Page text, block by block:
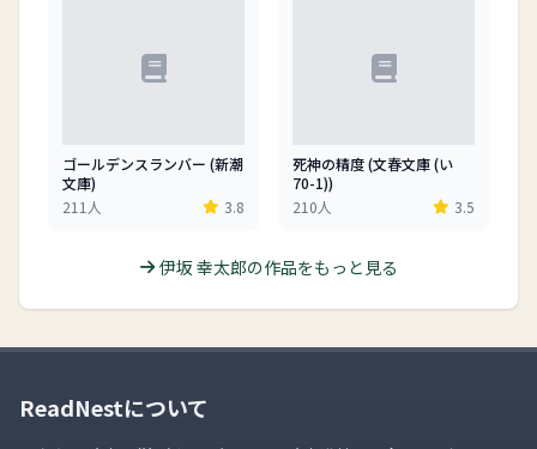
ゴールデンスランバー (新潮
文庫)
211人
3.8
死神の精度 (文春文庫 (い
70-1))
210人
3.5
伊坂 幸太郎の作品をもっと見る
ReadNestについて